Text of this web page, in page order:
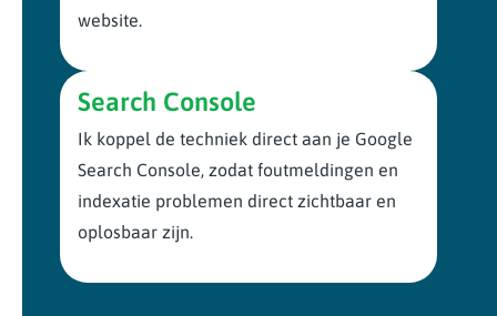
website.
Search Console
Ik koppel de techniek direct aan je Google
Search Console, zodat foutmeldingen en
indexatie problemen direct zichtbaar en
oplosbaar zijn.